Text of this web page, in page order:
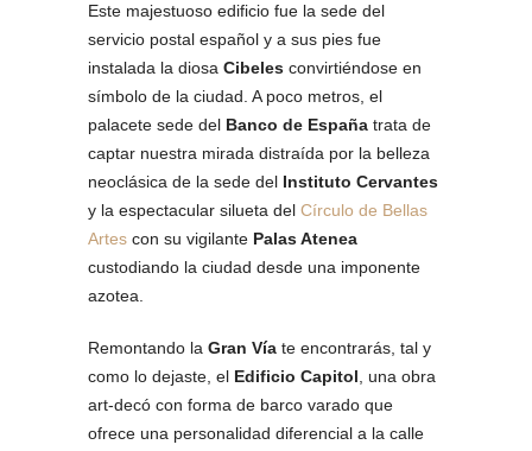
Este majestuoso edificio fue la sede del
servicio postal español y a sus pies fue
instalada la diosa Cibeles convirtiéndose en
símbolo de la ciudad. A poco metros, el
palacete sede del Banco de España trata de
captar nuestra mirada distraída por la belleza
neoclásica de la sede del Instituto Cervantes
y la espectacular silueta del Círculo de Bellas
Artes con su vigilante Palas Atenea
custodiando la ciudad desde una imponente
azotea.
Remontando la Gran Vía te encontrarás, tal y
como lo dejaste, el Edificio Capitol , una obra
art-decó con forma de barco varado que
ofrece una personalidad diferencial a la calle